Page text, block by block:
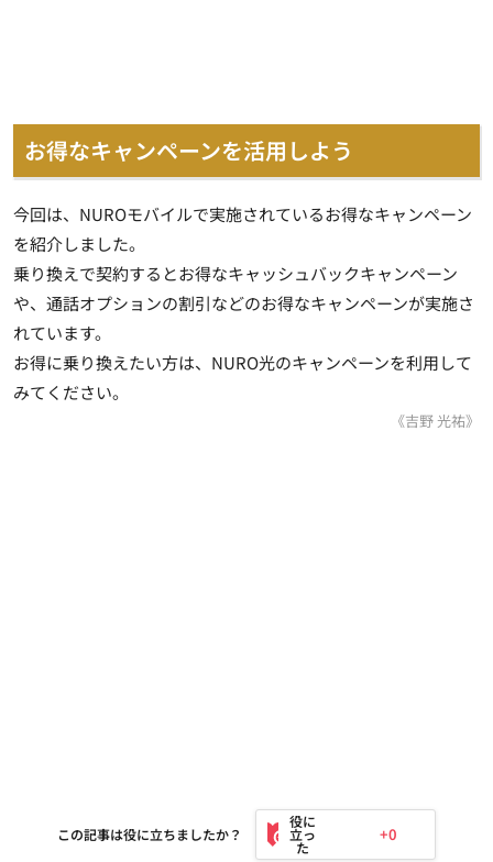
お得なキャンペーンを活用しよう
今回は、NUROモバイルで実施されているお得なキャンペーン
を紹介しました。
乗り換えで契約するとお得なキャッシュバックキャンペーン
や、通話オプションの割引などのお得なキャンペーンが実施さ
れています。
お得に乗り換えたい方は、NURO光のキャンペーンを利用して
みてください。
《吉野 光祐》
この記事は役に立ちましたか？ +0